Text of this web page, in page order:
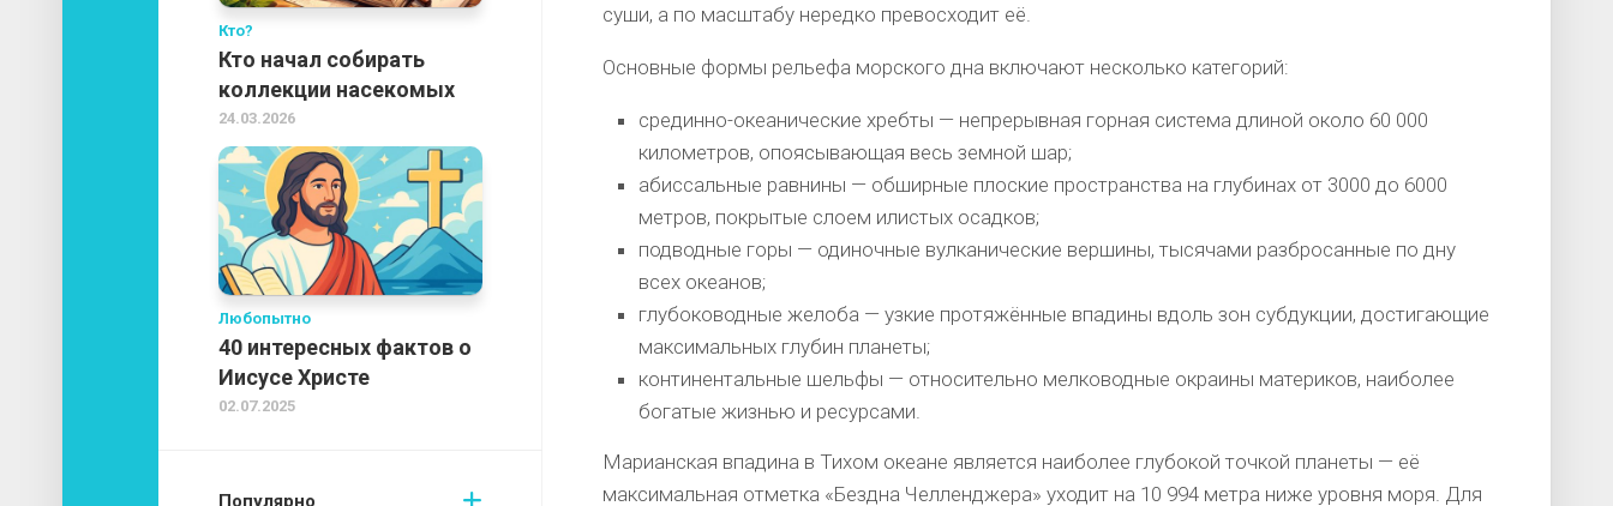
суши, а по масштабу нередко превосходит её.
Основные формы рельефа морского дна включают несколько категорий:
срединно-океанические хребты — непрерывная горная система длиной около 60 000
километров, опоясывающая весь земной шар;
абиссальные равнины — обширные плоские пространства на глубинах от 3000 до 6000
метров, покрытые слоем илистых осадков;
подводные горы — одиночные вулканические вершины, тысячами разбросанные по дну
всех океанов;
глубоководные желоба — узкие протяжённые впадины вдоль зон субдукции, достигающие
максимальных глубин планеты;
континентальные шельфы — относительно мелководные окраины материков, наиболее
богатые жизнью и ресурсами.
Марианская впадина в Тихом океане является наиболее глубокой точкой планеты — её
максимальная отметка «Бездна Челленджера» уходит на 10 994 метра ниже уровня моря. Для
Кто?
Кто начал собирать
коллекции насекомых
24.03.2026
Любопытно
40 интересных фактов о
Иисусе Христе
02.07.2025
Популярно